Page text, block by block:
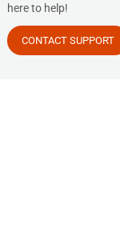
here to help!
CONTACT SUPPORT